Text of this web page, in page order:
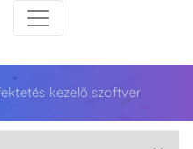
kezelő szoftver